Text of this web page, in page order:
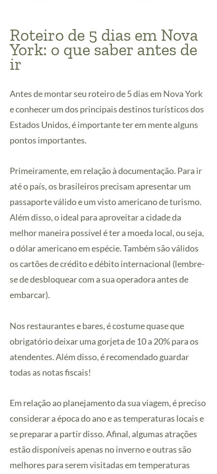
Roteiro de 5 dias em Nova
York: o que saber antes de
ir
Antes de montar seu roteiro de 5 dias em Nova York
e conhecer um dos principais destinos turísticos dos
Estados Unidos, é importante ter em mente alguns
pontos importantes.
Primeiramente, em relação à documentação. Para ir
até o país, os brasileiros precisam apresentar um
passaporte válido e um visto americano de turismo.
Além disso, o ideal para aproveitar a cidade da
melhor maneira possível é ter a moeda local, ou seja,
o dólar americano em espécie. Também são válidos
os cartões de crédito e débito internacional (lembre-
se de desbloquear com a sua operadora antes de
embarcar).
Nos restaurantes e bares, é costume quase que
obrigatório deixar uma gorjeta de 10 a 20% para os
atendentes. Além disso, é recomendado guardar
todas as notas fiscais!
Em relação ao planejamento da sua viagem, é preciso
considerar a época do ano e as temperaturas locais e
se preparar a partir disso. Afinal, algumas atrações
estão disponíveis apenas no inverno e outras são
melhores para serem visitadas em temperaturas